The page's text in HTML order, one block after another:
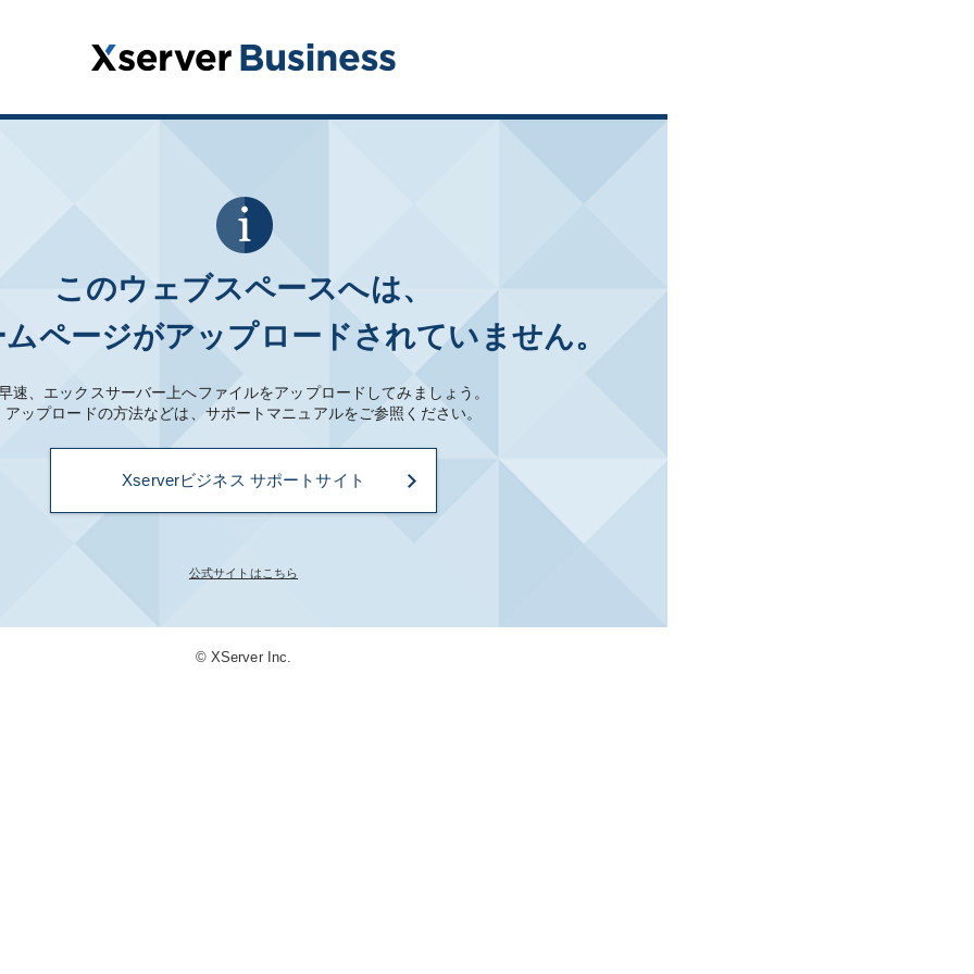
このウェブスペースへは、
ページがアップロードされていません。
速、エックスサーバー上へファイルをアップロードしてみましょう。
アップロードの方法などは、サポートマニュアルをご参照ください。
Xserverビジネス サポートサイト
公式サイトはこちら
© XServer Inc.